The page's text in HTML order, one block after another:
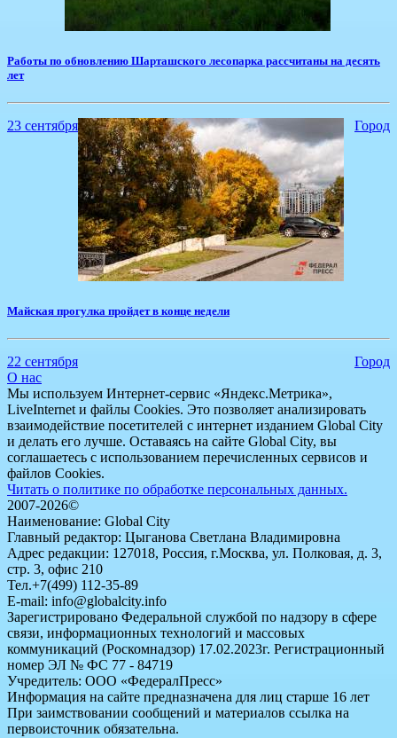
​Работы по обновлению Шарташского лесопарка рассчитаны на десять
лет
23 сентября Город
Майская прогулка пройдет в конце недели
22 сентября
Город
О нас
Мы используем Интернет-сервис «Яндекс.Метрика»,
LiveInternet и файлы Cookies. Это позволяет анализировать
взаимодействие посетителей с интернет изданием Global City
и делать его лучше. Оставаясь на сайте Global City, вы
соглашаетесь с использованием перечисленных сервисов и
файлов Cookies.
Читать о политике по обработке персональных данных.
2007-2026©
Наименование: Global City
Главный редактор: Цыганова Светлана Владимировна
Адрес редакции: 127018, Россия, г.Москва, ул. Полковая, д. 3,
стр. 3, офис 210
Тел.+7(499) 112-35-89
E-mail: info@globalcity.info
Зарегистрировано Федеральной службой по надзору в сфере
связи, информационных технологий и массовых
коммуникаций (Роскомнадзор) 17.02.2023г. Регистрационный
номер ЭЛ № ФС 77 - 84719
Учредитель: ООО «ФедералПресс»
Информация на сайте предназначена для лиц старше 16 лет
При заимствовании сообщений и материалов ссылка на
первоисточник обязательна.